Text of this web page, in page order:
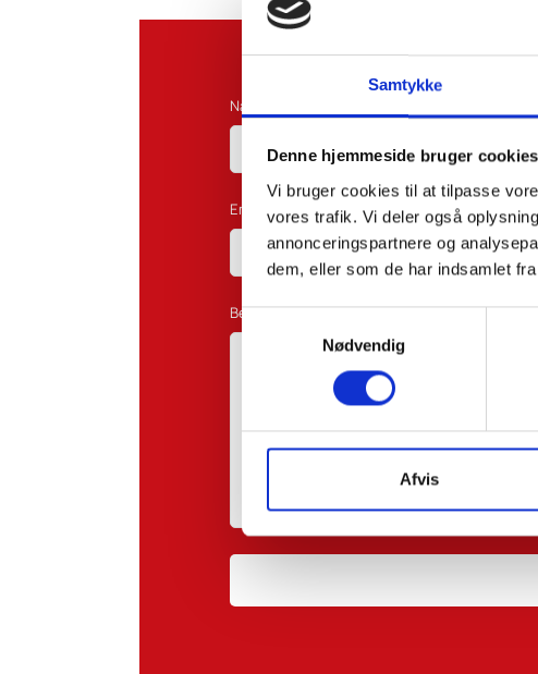
Samtykke
Denne hjemmeside bruger cookies
Vi bruger cookies til at tilpasse
vores trafik. Vi deler også
annonceringspartnere og
dem, eller som de har indsamlet
Samtykkevalg
Nødvendig
Afvis
Navn*:
Email*:
Besked: